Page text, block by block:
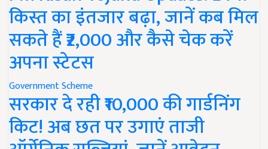
किस्त का इंतजार बढ़ा, जानें कब मिल
सकते हैं ₹2,000 और कैसे चेक करें
अपना स्टेटस
Government Scheme
सरकार दे रही ₹10,000 की गार्डनिंग
किट! अब छत पर उगाएं ताजी